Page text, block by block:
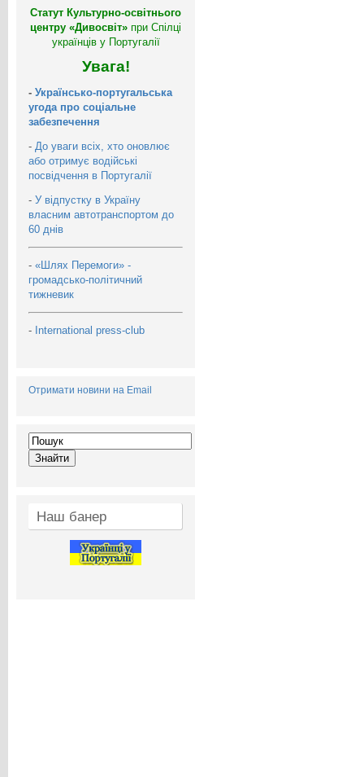
Статут Культурно-освітнього
центру «Дивосвіт» при Спілці
українців у Португалії
Увага!
- Українсько-португальська
угода про соціальне
забезпечення
- До уваги всіх, хто оновлює
або отримує водійські
посвідчення в Португалії
- У відпустку в Україну
власним автотранспортом до
60 днів
- «Шлях Перемоги» -
громадсько-політичний
тижневик
- International press-club
Отримати новини на Email
Наш банер